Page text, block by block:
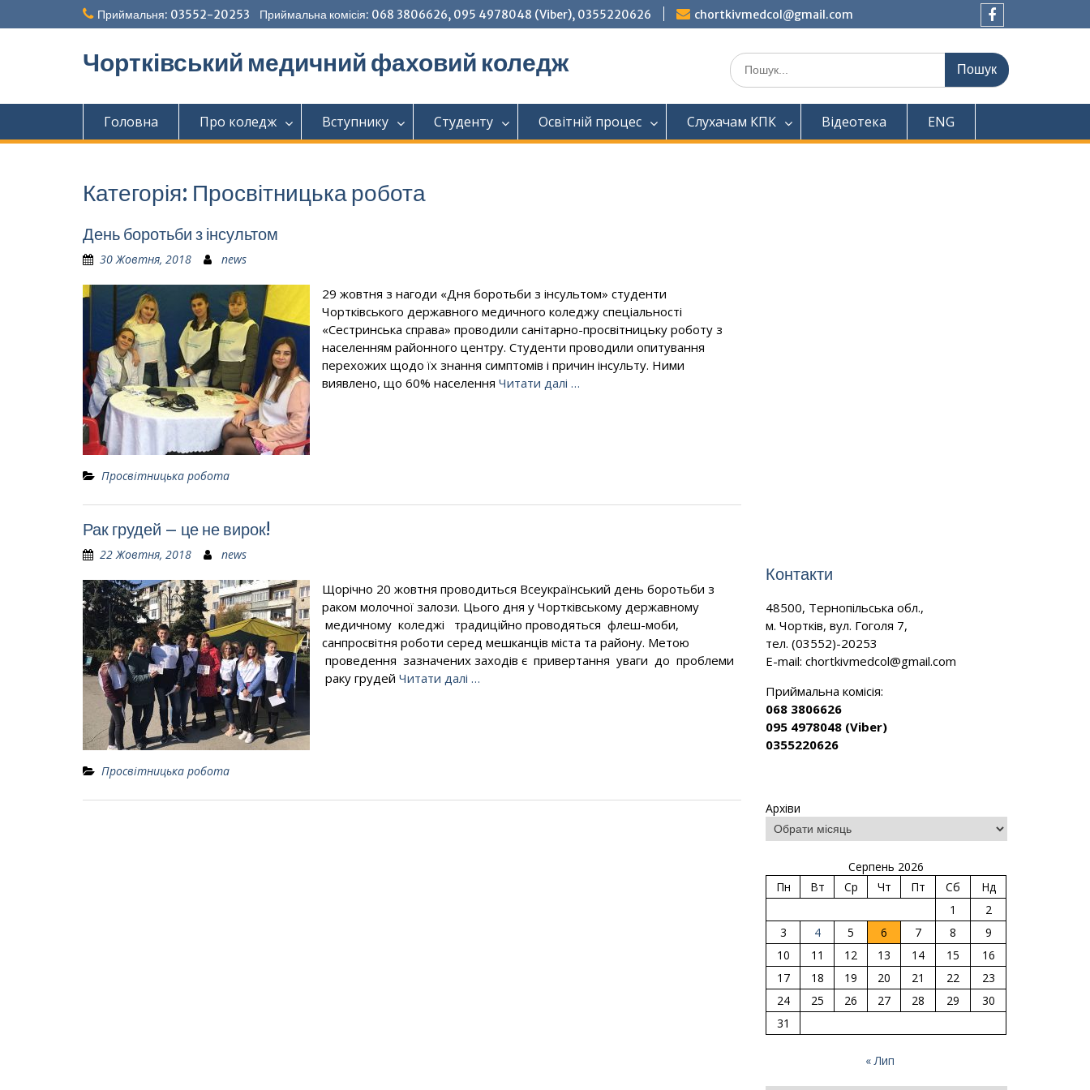
до
Приймальня: 03552-20253 Приймальна комісія: 068 3806626, 095 4978048 (Viber), 0355220626
chortkivmedcol@gmail.com
Чортківський медичний фаховий коледж Шукати:
Головна Про коледж Вступнику Студенту Освітній процес Слухачам КПК Відеотека ENG
Категорія: Просвітницька робота
День боротьби з інсультом
30 Жовтня, 2018 news
29 жовтня з нагоди «Дня боротьби з інсультом» студенти
Чортківського державного медичного коледжу спеціальності
«Сестринська справа» проводили санітарно-просвітницьку роботу з
населенням районного центру. Студенти проводили опитування
перехожих щодо їх знання симптомів і причин інсульту. Ними
виявлено, що 60% населення Читати далі …
Просвітницька робота
Рак грудей – це не вирок!
22 Жовтня, 2018 news
Щорічно 20 жовтня проводиться Всеукраїнський день боротьби з
раком молочної залози. Цього дня у Чортківському державному
медичному коледжі традиційно проводяться флеш-моби,
санпросвітня роботи серед мешканців міста та району. Метою
проведення зазначених заходів є привертання уваги до проблеми
раку грудей Читати далі …
Просвітницька робота
Контакти
48500, Тернопільська обл.,
м. Чортків, вул. Гоголя 7,
тел. (03552)-20253
E-mail:chortkivmedcol@gmail.com
Приймальна комісія:
068 3806626
095 4978048 (Viber)
0355220626
Архіви
Серпень 2026
Пн
Вт Ср Чт Пт Сб
Нд
1
2
3
4 5 6 7 8
9
10
11 12 13 14 15
16
17
18 19 20 21 22
23
24
25 26 27 28 29
30
31
« Лип